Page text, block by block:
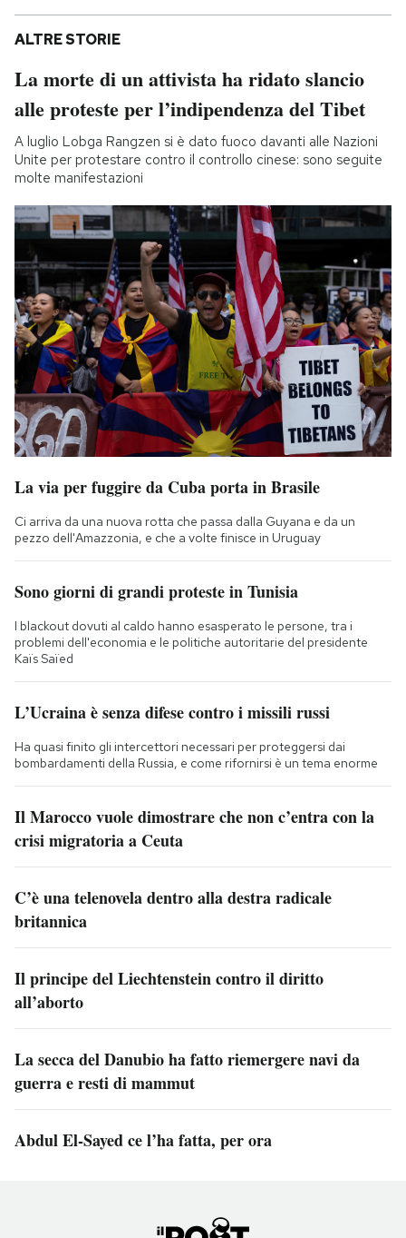
ALTRE STORIE
La morte di un attivista ha ridato slancio
alle proteste per l’indipendenza del Tibet
A luglio Lobga Rangzen si è dato fuoco davanti alle Nazioni
Unite per protestare contro il controllo cinese: sono seguite
molte manifestazioni
La via per fuggire da Cuba porta in Brasile
Ci arriva da una nuova rotta che passa dalla Guyana e da un
pezzo dell'Amazzonia, e che a volte finisce in Uruguay
Sono giorni di grandi proteste in Tunisia
I blackout dovuti al caldo hanno esasperato le persone, tra i
problemi dell'economia e le politiche autoritarie del presidente
Kaïs Saïed
L’Ucraina è senza difese contro i missili russi
Ha quasi finito gli intercettori necessari per proteggersi dai
bombardamenti della Russia, e come rifornirsi è un tema enorme
Il Marocco vuole dimostrare che non c’entra con la
crisi migratoria a Ceuta
C’è una telenovela dentro alla destra radicale
britannica
Il principe del Liechtenstein contro il diritto
all’aborto
La secca del Danubio ha fatto riemergere navi da
guerra e resti di mammut
Abdul El-Sayed ce l’ha fatta, per ora